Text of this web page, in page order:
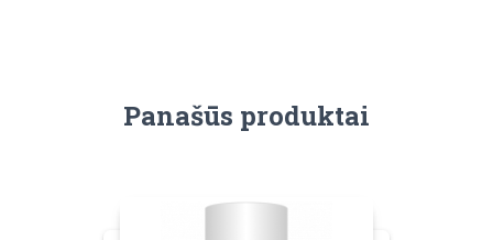
Panašūs produktai